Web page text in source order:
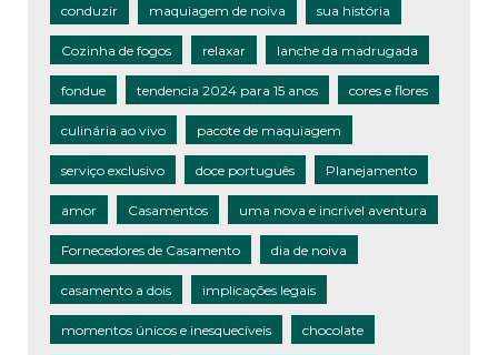
conduzir maquiagem de noiva sua história
Cozinha de fogos relaxar lanche da madrugada
fondue tendencia 2024 para 15 anos cores e flores
culinária ao vivo pacote de maquiagem
serviço exclusivo doce português Planejamento
amor Casamentos uma nova e incrível aventura
Fornecedores de Casamento dia de noiva
casamento a dois implicações legais
momentos únicos e inesquecíveis chocolate